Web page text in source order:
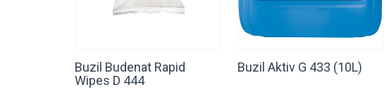
Buzil Budenat Rapid
Wipes D 444
Buzil Aktiv G 433 (10L)